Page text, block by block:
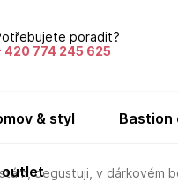
poradit?
420 774 245 625
degustuji, v dárkovém
& styl
outlet